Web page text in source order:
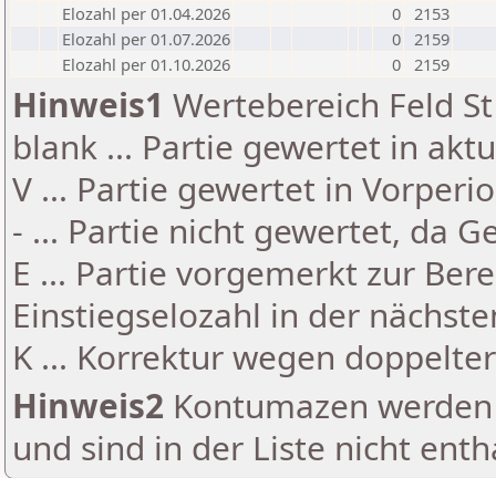
Elozahl per 01.04.2026
0 2153
Elozahl per 01.07.2026
0 2159
Elozahl per 01.10.2026
0 2159
Hinweis1 Wertebereich Feld
blank ... Partie gewertet in
V ... Partie gewertet in
- ... Partie nicht gewertet, da
E ... Partie vorgemerkt zur
Einstiegselozahl in der
K ... Korrektur wegen
Hinweis2 Kontumazen
und sind in der Liste nicht